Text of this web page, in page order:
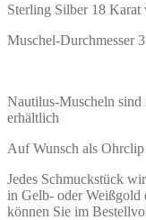
Sterling Silber 18 Karat
Muschel-Durchmesser
Nautilus-Muscheln sind
erhältlich
Auf Wunsch als
Jedes Schmuckstück
in Gelb- oder Weißgold
können Sie im